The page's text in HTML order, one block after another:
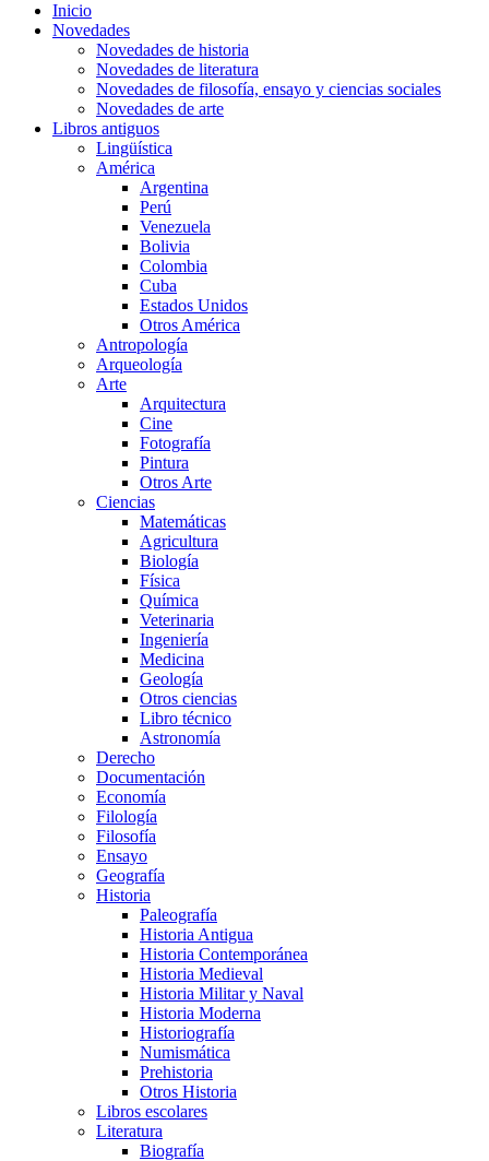
Inicio
Novedades
Novedades de historia
Novedades de literatura
Novedades de filosofía, ensayo y ciencias sociales
Novedades de arte
Libros antiguos
Lingüística
América
Argentina
Perú
Venezuela
Bolivia
Colombia
Cuba
Estados Unidos
Otros América
Antropología
Arqueología
Arte
Arquitectura
Cine
Fotografía
Pintura
Otros Arte
Ciencias
Matemáticas
Agricultura
Biología
Física
Química
Veterinaria
Ingeniería
Medicina
Geología
Otros ciencias
Libro técnico
Astronomía
Derecho
Documentación
Economía
Filología
Filosofía
Ensayo
Geografía
Historia
Paleografía
Historia Antigua
Historia Contemporánea
Historia Medieval
Historia Militar y Naval
Historia Moderna
Historiografía
Numismática
Prehistoria
Otros Historia
Libros escolares
Literatura
Biografía